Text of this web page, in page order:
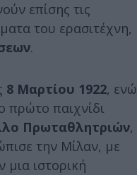
επίσης τις
του ερασιτέχνη,
.
8 Μαρτίου 1922, ενώ
πρώτο παιχνίδι
Πρωταθλητριών,
την Μίλαν, με
ιστορική